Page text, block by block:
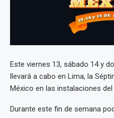
Este viernes 13, sábado 14 y
llevará a cabo en Lima, la
México en las instalaciones
Durante este fin de semana